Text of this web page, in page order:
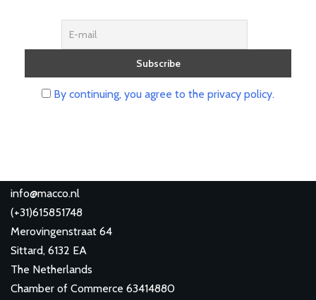
By continuing, you agree to the privacy policy.
info@macco.nl
(+31)615851748
Merovingenstraat 64
Sittard, 6132 EA
The Netherlands
Chamber of Commerce 63414880